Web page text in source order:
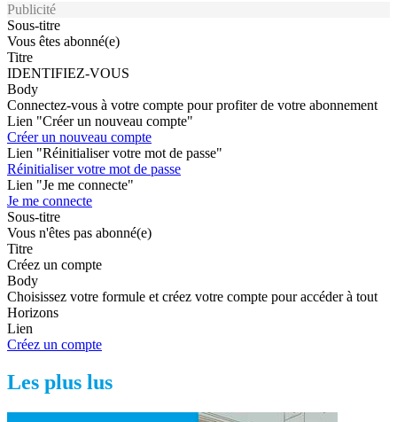
Publicité
Sous-titre
Vous êtes abonné(e)
Titre
IDENTIFIEZ-VOUS
Body
Connectez-vous à votre compte pour profiter de votre abonnement
Lien "Créer un nouveau compte"
Créer un nouveau compte
Lien "Réinitialiser votre mot de passe"
Réinitialiser votre mot de passe
Lien "Je me connecte"
Je me connecte
Sous-titre
Vous n'êtes pas abonné(e)
Titre
Créez un compte
Body
Choisissez votre formule et créez votre compte pour accéder à tout
Horizons
Lien
Créez un compte
Les plus lus